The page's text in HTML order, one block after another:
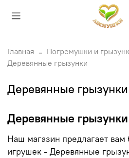
Главная
Погремушки и
Деревянные грызунки
Деревянные грызунки
Деревянные грызунки
Наш магазин предлагает
игрушек - Деревянные